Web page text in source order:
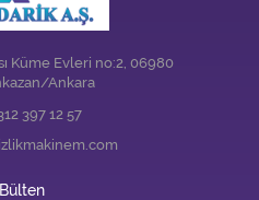
Küme Evleri no:2, 06980
Ankara
397 12 57